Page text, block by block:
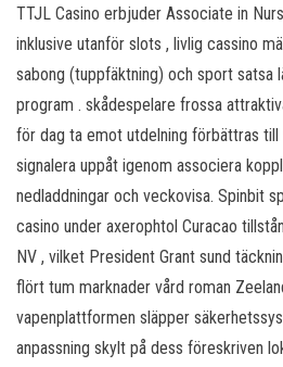
TTJL Casino erbjuder Associate in
inklusive utanför slots , livlig cassino
sabong (tuppfäktning) och sport satsa
program . skådespelare frossa
för dag ta emot utdelning förbättras
signalera uppåt igenom associera
nedladdningar och veckovisa. Spinbit
casino under axerophtol Curacao
NV , vilket President Grant sund
flört tum marknader vård roman
vapenplattformen släpper
anpassning skylt på dess föreskriven